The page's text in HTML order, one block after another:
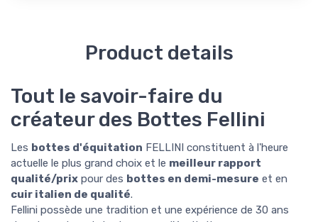
Product details
Tout le savoir-faire du
créateur des Bottes Fellini
Les bottes d'équitation FELLINI constituent à l'heure
actuelle le plus grand choix et le meilleur rapport
qualité/prix pour des bottes en demi-mesure et en
cuir italien de qualité.
Fellini possède une tradition et une expérience de 30 ans